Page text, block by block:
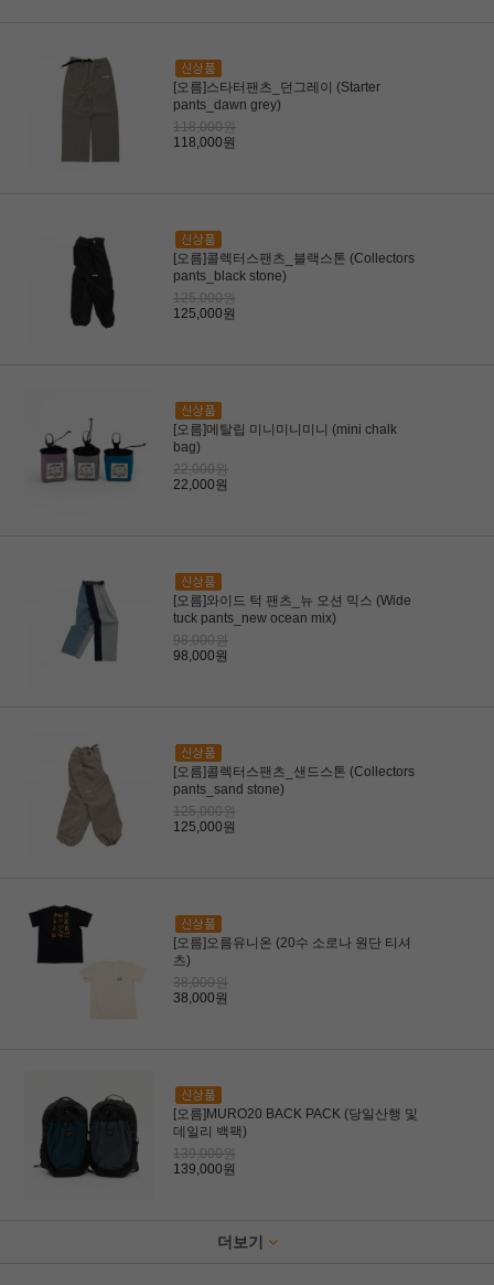
[오름]스타터팬츠_던그레이 (Starter
pants_dawn grey)
118,000원
118,000원
[오름]콜렉터스팬츠_블랙스톤 (Collectors
pants_black stone)
125,000원
125,000원
[오름]메탈립 미니미니미니 (mini chalk
bag)
22,000원
22,000원
[오름]와이드 턱 팬츠_뉴 오션 믹스 (Wide
tuck pants_new ocean mix)
98,000원
98,000원
[오름]콜렉터스팬츠_샌드스톤 (Collectors
pants_sand stone)
125,000원
125,000원
[오름]오름유니온 (20수 소로나 원단 티셔
츠)
38,000원
38,000원
[오름]MURO20 BACK PACK (당일산행 및
데일리 백팩)
139,000원
139,000원
더보기